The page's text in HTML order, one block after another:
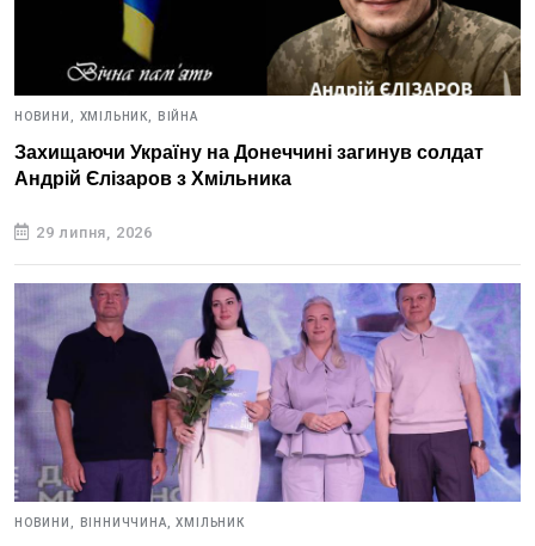
НОВИНИ, ХМІЛЬНИК, ВІЙНА
Захищаючи Україну на Донеччині загинув солдат
Андрій Єлізаров з Хмільника
29 липня, 2026
НОВИНИ, ВІННИЧЧИНА, ХМІЛЬНИК